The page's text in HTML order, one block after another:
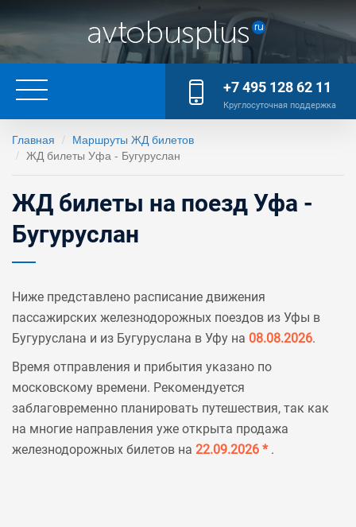
+7 495 128 62 11
Круглосуточная поддержка
Главная
Маршруты ЖД билетов
ЖД билеты Уфа - Бугуруслан
ЖД билеты на поезд Уфа -
Бугуруслан
Ниже представлено расписание движения
пассажирских железнодорожных поездов из Уфы в
Бугуруслана и из Бугуруслана в Уфу на 08.08.2026.
Время отправления и прибытия указано по
московскому времени. Рекомендуется
заблаговременно планировать путешествия, так как
на многие направления уже открыта продажа
железнодорожных билетов на 22.09.2026 * .